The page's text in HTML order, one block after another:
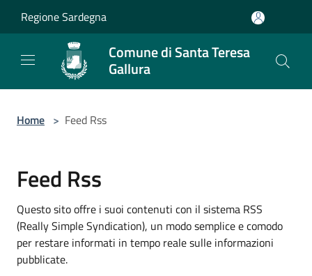
Regione Sardegna
Comune di Santa Teresa
Gallura
Home > Feed Rss
Feed Rss
Questo sito offre i suoi contenuti con il sistema RSS
(Really Simple Syndication), un modo semplice e comodo
per restare informati in tempo reale sulle informazioni
pubblicate.